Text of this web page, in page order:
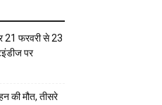
21 फरवरी से 23
पर
की मौत, तीसरे